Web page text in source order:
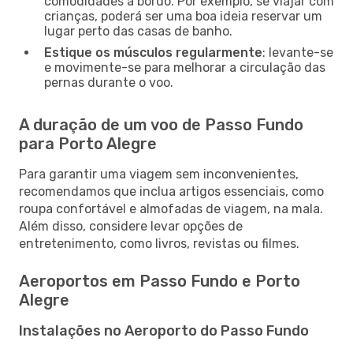
crianças, poderá ser uma boa ideia reservar um
lugar perto das casas de banho.
Estique os músculos regularmente: levante-se
e movimente-se para melhorar a circulação das
pernas durante o voo.
A duração de um voo de Passo Fundo
para Porto Alegre
Para garantir uma viagem sem inconvenientes,
recomendamos que inclua artigos essenciais, como
roupa confortável e almofadas de viagem, na mala.
Além disso, considere levar opções de
entretenimento, como livros, revistas ou filmes.
Aeroportos em Passo Fundo e Porto
Alegre
Instalações no Aeroporto do Passo Fundo